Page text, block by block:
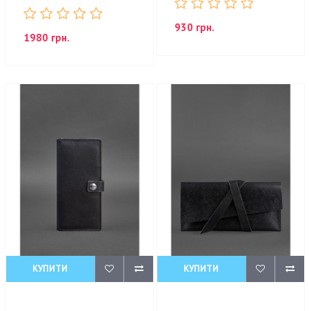
1980 грн.
930 грн.
КУПИТИ КУПИТИ